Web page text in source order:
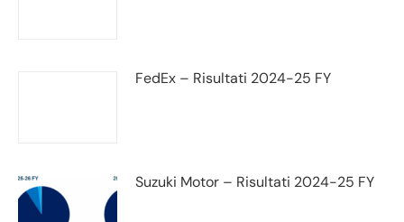
FedEx – Risultati 2024-25 FY
Suzuki Motor – Risultati 2024-25 FY